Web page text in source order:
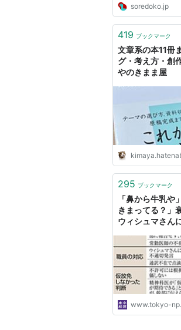
soredoko.jp
419 ブックマーク
文章系の本11冊
グ・考え方・創
やのきまま屋
295 ブックマーク
「鼻から牛乳や
きまってる？」
ウィシュマさ
れ：東京新聞デ
www.tokyo-